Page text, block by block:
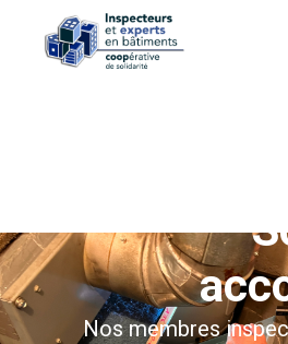
Nos membres